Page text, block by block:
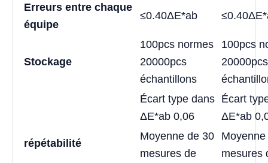
Erreurs entre chaque
équipe
≤0.40ΔE*ab
Stockage
100pcs normes
20000pcs
échantillons
100pcs
20000pcs
répétabilité
Écart type dans
ΔE*ab 0,06
Écart
ΔE*ab
Moyenne de 30
mesures de
mesures